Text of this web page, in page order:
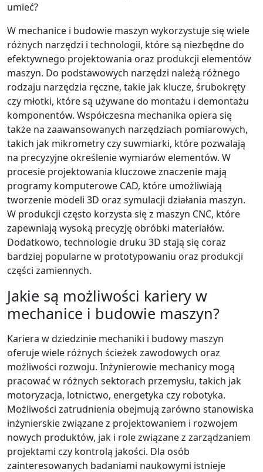
umieć?
W mechanice i budowie maszyn wykorzystuje się wiele
różnych narzędzi i technologii, które są niezbędne do
efektywnego projektowania oraz produkcji elementów
maszyn. Do podstawowych narzędzi należą różnego
rodzaju narzędzia ręczne, takie jak klucze, śrubokręty
czy młotki, które są używane do montażu i demontażu
komponentów. Współczesna mechanika opiera się
także na zaawansowanych narzędziach pomiarowych,
takich jak mikrometry czy suwmiarki, które pozwalają
na precyzyjne określenie wymiarów elementów. W
procesie projektowania kluczowe znaczenie mają
programy komputerowe CAD, które umożliwiają
tworzenie modeli 3D oraz symulacji działania maszyn.
W produkcji często korzysta się z maszyn CNC, które
zapewniają wysoką precyzję obróbki materiałów.
Dodatkowo, technologie druku 3D stają się coraz
bardziej popularne w prototypowaniu oraz produkcji
części zamiennych.
Jakie są możliwości kariery w
mechanice i budowie maszyn?
Kariera w dziedzinie mechaniki i budowy maszyn
oferuje wiele różnych ścieżek zawodowych oraz
możliwości rozwoju. Inżynierowie mechanicy mogą
pracować w różnych sektorach przemysłu, takich jak
motoryzacja, lotnictwo, energetyka czy robotyka.
Możliwości zatrudnienia obejmują zarówno stanowiska
inżynierskie związane z projektowaniem i rozwojem
nowych produktów, jak i role związane z zarządzaniem
projektami czy kontrolą jakości. Dla osób
zainteresowanych badaniami naukowymi istnieje